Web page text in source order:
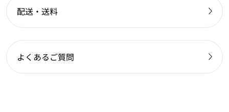
配送・送料
よくあるご質問